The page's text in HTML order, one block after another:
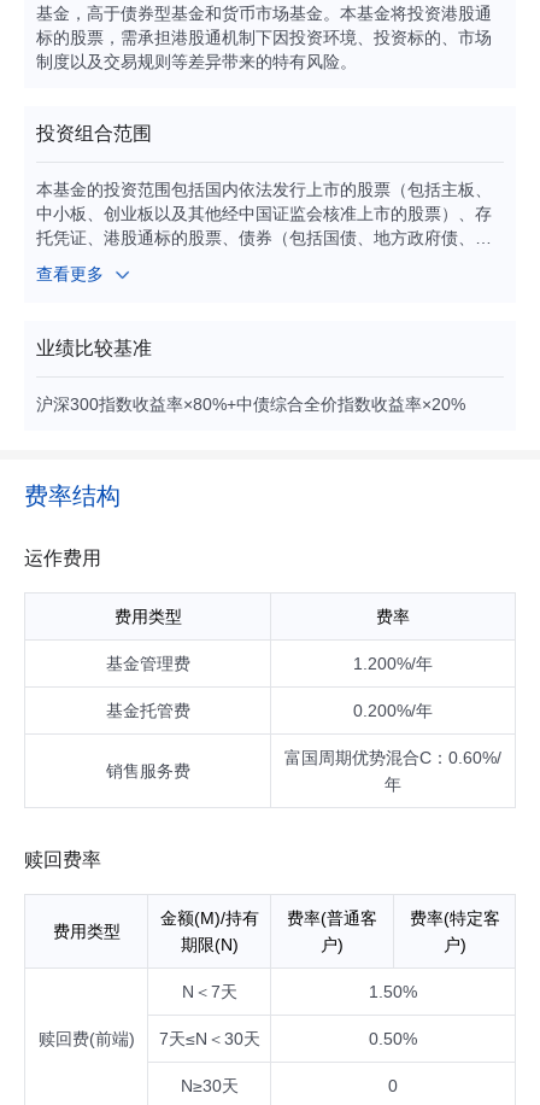
基金，高于债券型基金和货币市场基金。本基金将投资港股通
标的股票，需承担港股通机制下因投资环境、投资标的、市场
制度以及交易规则等差异带来的特有风险。
投资组合范围
本基金的投资范围包括国内依法发行上市的股票（包括主板、
中小板、创业板以及其他经中国证监会核准上市的股票）、存
托凭证、港股通标的股票、债券（包括国债、地方政府债、金
融债、企业债、公司债、次级债、可转换债券、分离交易可转
债、央行票据、中期票据、短期融资券（含超短期融资券）、
购、银行存款（包括定期存款、协议存款、通知存款等）、同
业存单、衍生工具（权证、股指期货、国债期货等）以及法律
证监会的相关规定)。 股票及存托凭证投资占基金资产的比例为
查看更多
业绩比较基准
沪深300指数收益率×80%+中债综合全价指数收益率×20%
费率结构
运作费用
费用类型 费率
基金管理费 1.200%/年
基金托管费 0.200%/年
销售服务费
富国周期优势混合C：0.60%/
年
赎回费率
费用类型
金额(M)/持有
期限(N)
费率(普通客
户)
费率(特定客
户)
赎回费(前端)
N＜7天 1.50%
7天≤N＜30天 0.50%
N≥30天 0